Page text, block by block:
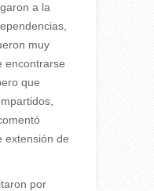
a la
muy
encontrarse
que
extensión de
por